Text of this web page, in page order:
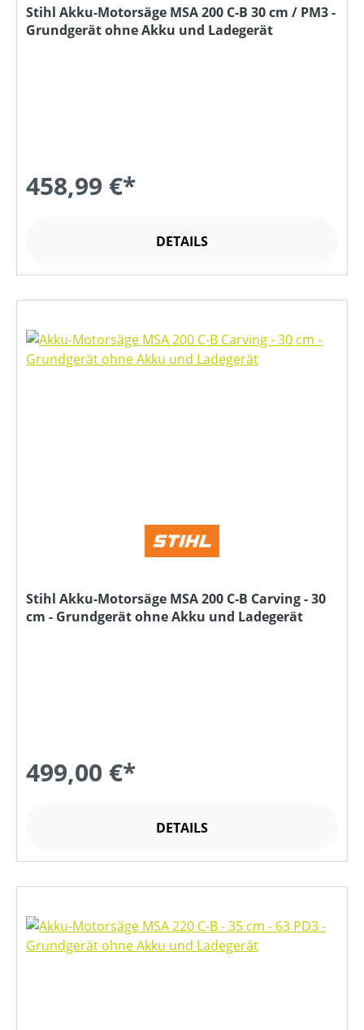
Stihl Akku-Motorsäge MSA 200 C-B 30 cm / PM3 -
Grundgerät ohne Akku und Ladegerät
458,99 €*
DETAILS
Stihl Akku-Motorsäge MSA 200 C-B Carving - 30
cm - Grundgerät ohne Akku und Ladegerät
499,00 €*
DETAILS